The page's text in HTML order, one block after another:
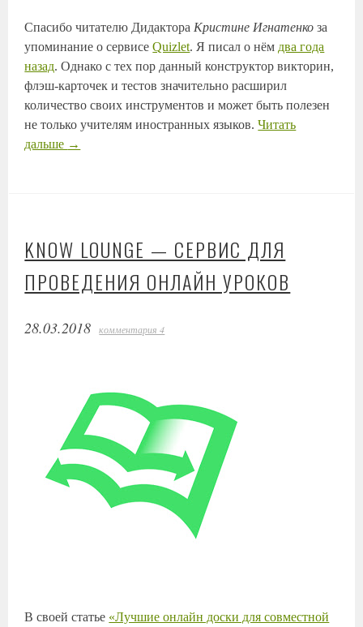
Спасибо читателю Дидактора Кристине Игнатенко за
упоминание о сервисеQuizlet. Я писал о нём два года
назад. Однако с тех пор данный конструктор викторин,
флэш-карточек и тестов значительно расширил
количество своих инструментов и может быть полезен
не только учителям иностранных языков.Читать
дальше →
KNOW LOUNGE — СЕРВИС ДЛЯ
ПРОВЕДЕНИЯ ОНЛАЙН УРОКОВ
28.03.2018 комментария 4
В своей статье «Лучшие онлайн доски для совместной